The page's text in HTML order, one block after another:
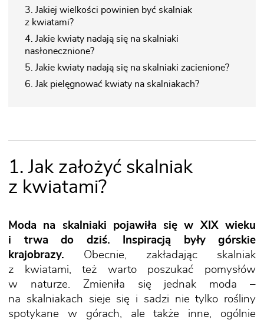
3. Jakiej wielkości powinien być skalniak
z kwiatami?
4. Jakie kwiaty nadają się na skalniaki
nasłonecznione?
5. Jakie kwiaty nadają się na skalniaki zacienione?
6. Jak pielęgnować kwiaty na skalniakach?
1. Jak założyć skalniak
z kwiatami?
Moda na skalniaki pojawiła się w XIX wieku
i trwa do dziś. Inspiracją były górskie
krajobrazy. Obecnie, zakładając skalniak
z kwiatami, też warto poszukać pomysłów
w naturze. Zmieniła się jednak moda –
na skalniakach sieje się i sadzi nie tylko rośliny
spotykane w górach, ale także inne, ogólnie